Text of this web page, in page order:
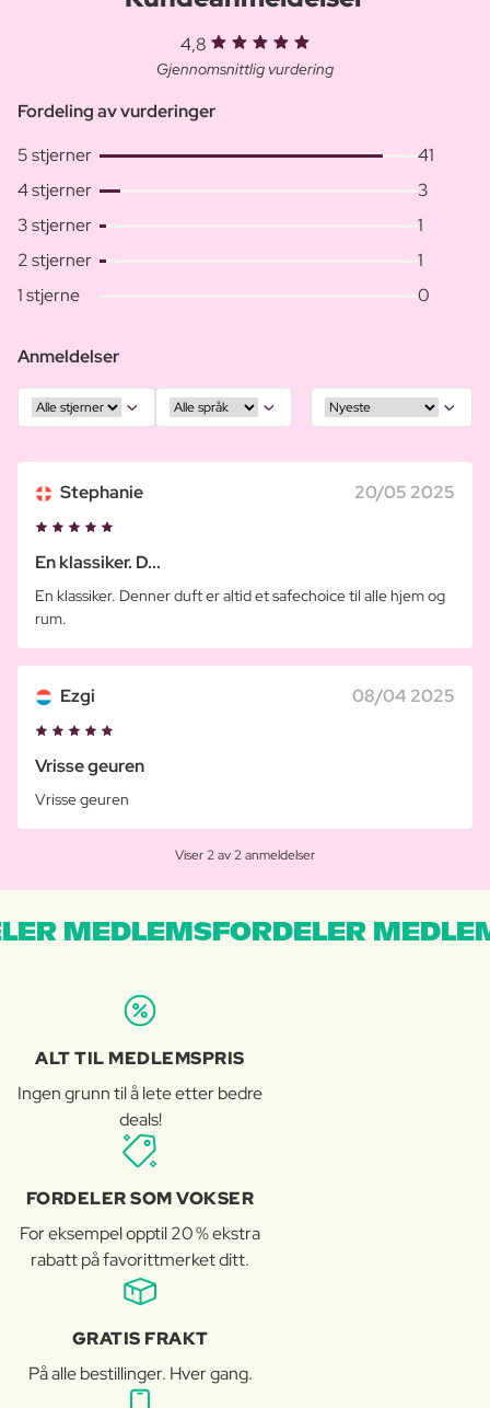
4,8
Gjennomsnittlig vurdering
Fordeling av vurderinger
5 stjerner
41
4 stjerner
3
3 stjerner
1
2 stjerner
1
1 stjerne
0
Anmeldelser
Stephanie 20/05 2025
En klassiker. D...
En klassiker. Denner duft er altid et safechoice til alle hjem og
rum.
Ezgi 08/04 2025
Vrisse geuren
Vrisse geuren
Viser 2 av 2 anmeldelser
MEDLEMSFORDELER
ALT TIL MEDLEMSPRIS
Ingen grunn til å lete etter bedre
deals!
FORDELER SOM VOKSER
For eksempel opptil 20 % ekstra
rabatt på favorittmerket ditt.
GRATIS FRAKT
På alle bestillinger. Hver gang.